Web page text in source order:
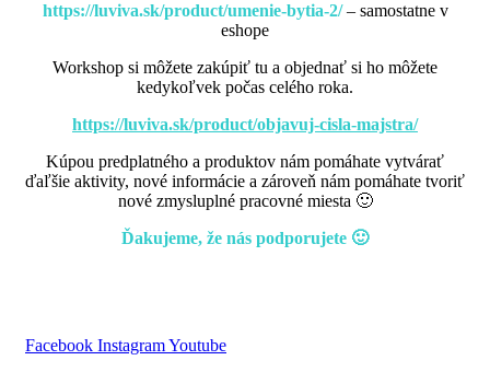
https://luviva.sk/product/umenie-bytia-2/– samostatne v
eshope
Workshop si môžete zakúpiť tu a objednať si ho môžete
kedykoľvek počas celého roka.
https://luviva.sk/product/objavuj-cisla-majstra/
Kúpou predplatného a produktov nám pomáhate vytvárať
ďaľšie aktivity, nové informácie a zároveň nám pomáhate tvoriť
nové zmysluplné pracovné miesta 🙂
Ďakujeme, že nás podporujete 🙂
Facebook InstagramYoutube